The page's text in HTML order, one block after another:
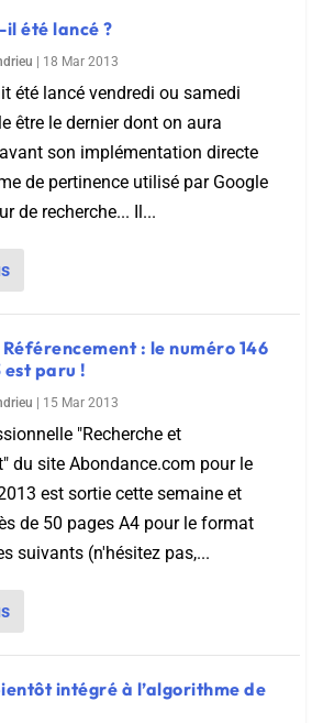
été lancé ?
18 Mar 2013
été lancé vendredi ou samedi
être le dernier dont on aura
son implémentation directe
de pertinence utilisé par Google
de recherche... Il...
: le numéro 146
est paru !
15 Mar 2013
"Recherche et
du site Abondance.com pour le
est sortie cette semaine et
de 50 pages A4 pour le format
suivants (n'hésitez pas,...
intégré à l’algorithme de